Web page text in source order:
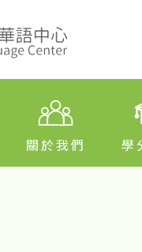
關於我們 學